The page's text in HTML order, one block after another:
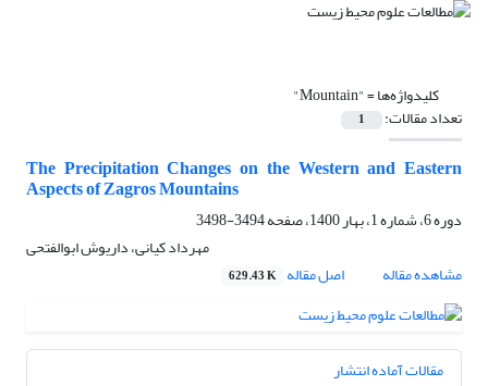
کلیدواژه‌ها ="Mountain"
تعداد مقالات: 1
The Precipitation Changes on the Western and Eastern
Aspects of Zagros Mountains
دوره 6، شماره 1، بهار 1400، صفحه
3494-3498
مهرداد کیانی، داریوش ابوالفتحی
مشاهده مقاله
اصل مقاله 629.43 K
مقالات آماده انتشار